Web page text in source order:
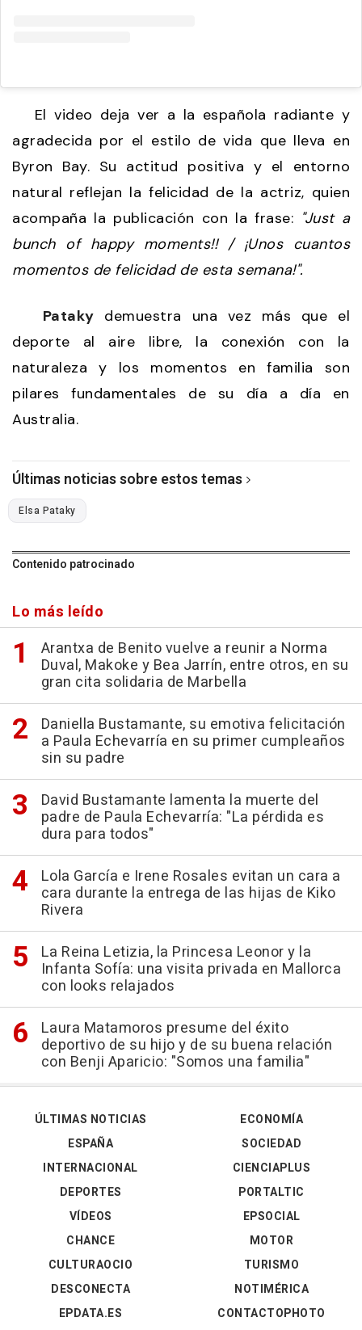
El video deja ver a la española radiante y
agradecida por el estilo de vida que lleva en
Byron Bay. Su actitud positiva y el entorno
natural reflejan la felicidad de la actriz, quien
acompaña la publicación con la frase: "Just a
bunch of happy moments!! / ¡Unos cuantos
momentos de felicidad de esta semana!".
Pataky demuestra una vez más que el
deporte al aire libre, la conexión con la
naturaleza y los momentos en familia son
pilares fundamentales de su día a día en
Australia.
Últimas noticias sobre estos temas
Elsa Pataky
Contenido patrocinado
Lo más leído
Arantxa de Benito vuelve a reunir a Norma
Duval, Makoke y Bea Jarrín, entre otros, en su
gran cita solidaria de Marbella
Daniella Bustamante, su emotiva felicitación
a Paula Echevarría en su primer cumpleaños
sin su padre
David Bustamante lamenta la muerte del
padre de Paula Echevarría: "La pérdida es
dura para todos"
Lola García e Irene Rosales evitan un cara a
cara durante la entrega de las hijas de Kiko
Rivera
La Reina Letizia, la Princesa Leonor y la
Infanta Sofía: una visita privada en Mallorca
con looks relajados
Laura Matamoros presume del éxito
deportivo de su hijo y de su buena relación
con Benji Aparicio: "Somos una familia"
ÚLTIMAS NOTICIAS
ESPAÑA
INTERNACIONAL
DEPORTES
VÍDEOS
ECONOMÍA
SOCIEDAD
CIENCIAPLUS
PORTALTIC
EPSOCIAL
CHANCE
CULTURAOCIO
DESCONECTA
EPDATA.ES
MOTOR
TURISMO
NOTIMÉRICA
CONTACTOPHOTO